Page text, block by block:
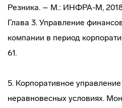
Резника. – М.: ИНФРА-М,
Глава 3. Управление
компании в период
61.
5. Корпоративное
неравновесных условиях.